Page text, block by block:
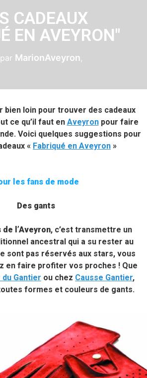
CADEAUX
EN AVEYRON"
par MarionAveyron
bien loin pour trouver des cadeaux
ce qu’il faut en Aveyronpour faire
Voici quelques suggestions pour
« Fabriqué en Aveyron »
les fans de mode
Des gants
de l’Aveyron, c’est transmettre un
ancestral qui a su rester au
sont pas réservés aux stars, vous
en faire profiter vos proches ! Que
Gantier ou chez Causse Gantier,
formes et couleurs de gants.